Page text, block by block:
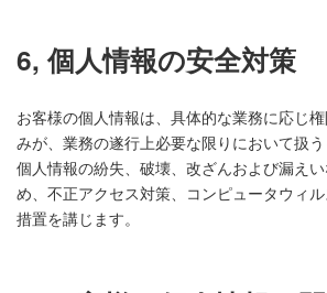
6, 個人情報の安全対策
お客様の個人情報は、具体的な業務に応じ
みが、業務の遂行上必要な限りにおいて扱う
個人情報の紛失、破壊、改ざんおよび漏え
め、不正アクセス対策、コンピュータウィ
措置を講じます。